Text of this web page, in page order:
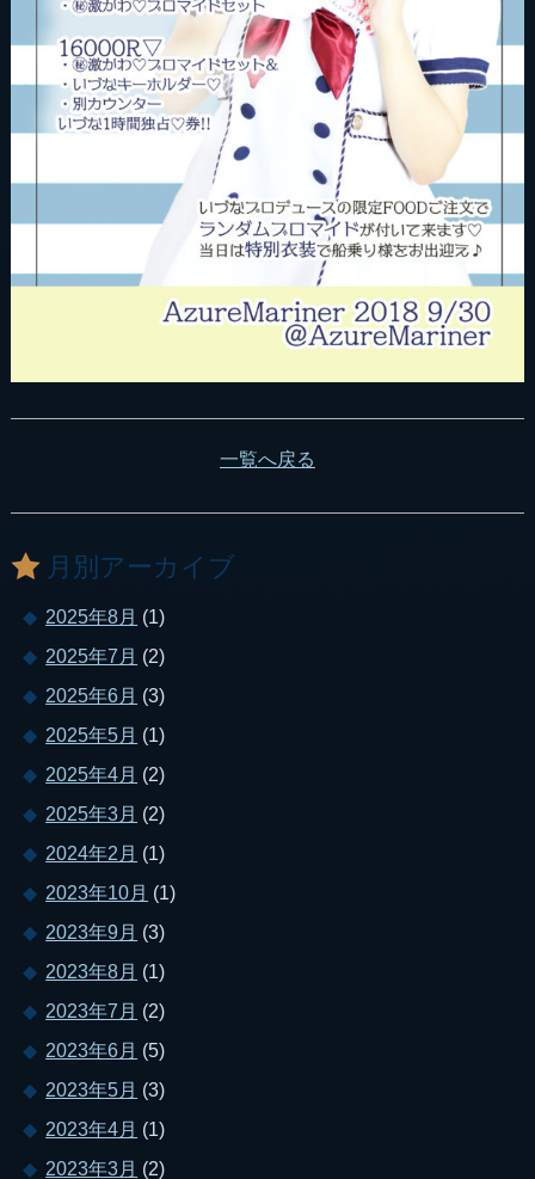
一覧へ戻る
月別アーカイブ
2025年8月 (1)
2025年7月 (2)
2025年6月 (3)
2025年5月 (1)
2025年4月 (2)
2025年3月 (2)
2024年2月 (1)
2023年10月 (1)
2023年9月 (3)
2023年8月 (1)
2023年7月 (2)
2023年6月 (5)
2023年5月 (3)
2023年4月 (1)
2023年3月 (2)